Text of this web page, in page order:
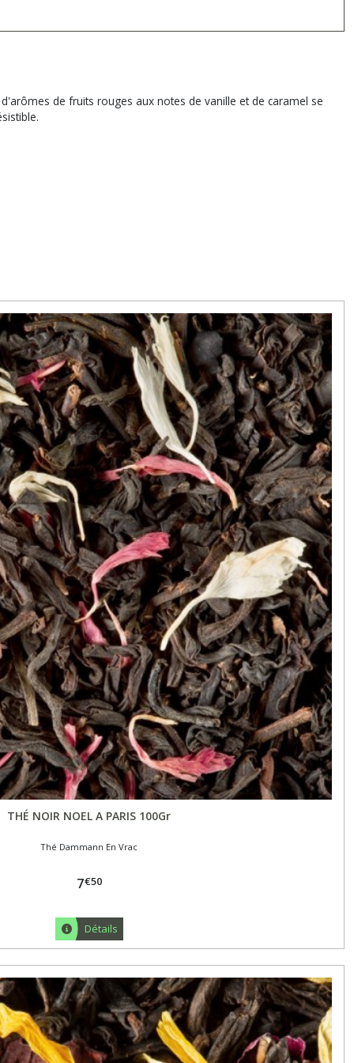
de fruits rouges aux notes de vanille et de caramel se
THÉ NOIR NOEL A PARIS 100Gr
Thé Dammann En Vrac
7€50
Détails